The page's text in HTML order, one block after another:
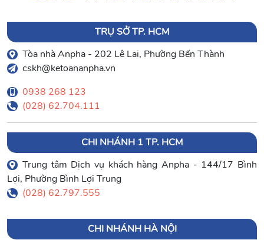
TRỤ SỞ TP. HCM
Tòa nhà Anpha - 202 Lê Lai, Phường Bến Thành
cskh@ketoananpha.vn
0938 268 123
(028) 62.704.111
CHI NHÁNH 1 TP. HCM
Trung tâm Dịch vụ khách hàng Anpha - 144/17 Bình
Lợi, Phường Bình Lợi Trung
(028) 62.797.555
CHI NHÁNH HÀ NỘI